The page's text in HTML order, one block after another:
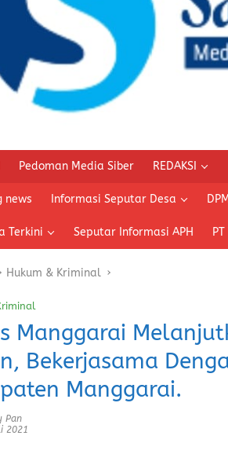
Pedoman Media Siber REDAKSI
news Informasi Seputar Desa
Terkini Seputar Informasi APH
Hukum & Kriminal
Manggarai
Bekerjasama
Manggarai.
Pan
2021